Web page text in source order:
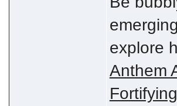
explore
Anthem